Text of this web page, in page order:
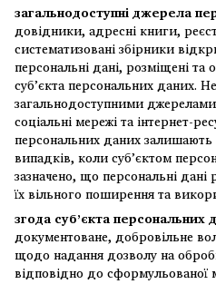
загальнодоступні джерела
довідники, адресні книги,
систематизовані збірники
персональні дані, розміщені та
суб’єкта персональних даних.
загальнодоступними
соціальні мережі та інтернет-
персональних даних залишають
випадків, коли суб’єктом
зазначено, що персональні дані
їх вільного поширення та
згода суб’єкта персональних
документоване, добровільне
щодо надання дозволу на
відповідно до сформульованої